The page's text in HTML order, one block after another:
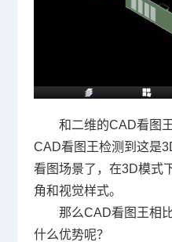
和二维的CAD看图
CAD看图王检测到这是
看图场景了，在3D模式
角和视觉样式。
那么CAD看图王相
什么优势呢？